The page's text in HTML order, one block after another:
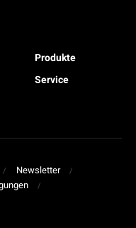
Produkte
Service
Newsletter